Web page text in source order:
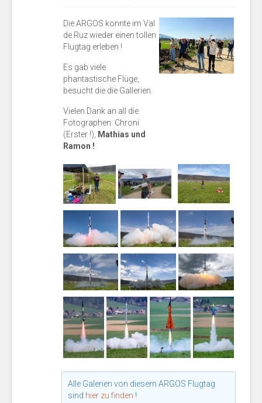
Die ARGOS konnte im Val
de Ruz wieder einen tollen
Flugtag erleben !
Es gab viele
phantastische Flüge,
besucht die die Gallerien.
Vielen Dank an all die
Fotographen: Chroni
(Erster !),
Mathias und
Ramon !
Alle Galerien von diesem ARGOS Flugtag
sind hier zu finden !